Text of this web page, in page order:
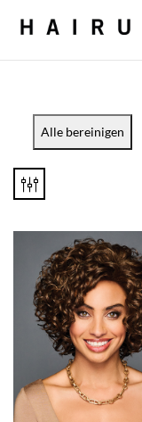
Alle bereinigen